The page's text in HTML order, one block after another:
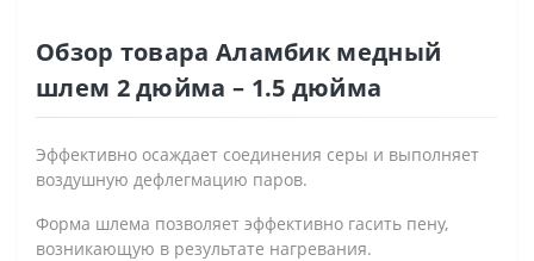
Обзор товара Аламбик медный
шлем 2 дюйма – 1.5 дюйма
Эффективно осаждает соединения серы и выполняет
воздушную дефлегмацию паров.
Форма шлема позволяет эффективно гасить пену,
возникающую в результате нагревания.